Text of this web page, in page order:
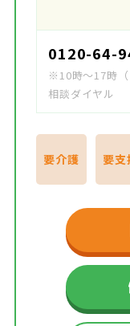
0120-64-
※10時～17時（
相談ダイヤル
要介護 要支